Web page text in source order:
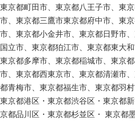
東京都町田市、東京都八王子市、東
市、東京都三鷹市東京都府中市、東
市、東京都小金井市、東京都日野市
国立市、東京都狛江市、東京都東大
東京都多摩市、東京都稲城市、東京
市、東京都西東京市、東京都清瀬市
都青梅市、東京都福生市、東京都羽
東京都港区・東京都渋谷区・東京都
京都品川区・東京都杉並区・ 東京都